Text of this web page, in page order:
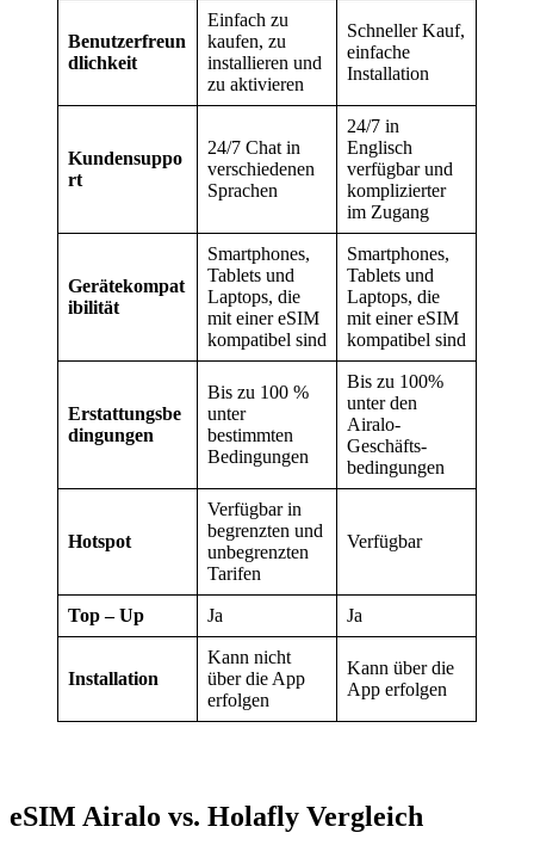
Benutzerfreun
dlichkeit
Einfach zu
kaufen, zu
installieren und
zu aktivieren
Schneller Kauf,
einfache
Installation
Kundensuppo
rt
24/7 Chat in
verschiedenen
Sprachen
24/7 in
Englisch
verfügbar und
komplizierter
im Zugang
Gerätekompat
ibilität
Smartphones,
Tablets und
Laptops, die
mit einer eSIM
kompatibel sind
Smartphones,
Tablets und
Laptops, die
mit einer eSIM
kompatibel sind
Erstattungsbe
dingungen
Bis zu 100 %
unter
bestimmten
Bedingungen
Bis zu 100%
unter den
Airalo-
Geschäfts-
bedingungen
Hotspot
Verfügbar in
begrenzten und
unbegrenzten
Tarifen
Verfügbar
Top – Up Ja Ja
Installation
Kann nicht
über die App
erfolgen
Kann über die
App erfolgen
eSIM Airalo vs. Holafly Vergleich